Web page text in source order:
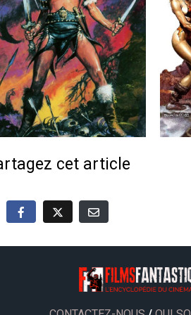
cet article